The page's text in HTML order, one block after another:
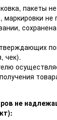
пакеты
маркировки не
чек).
не